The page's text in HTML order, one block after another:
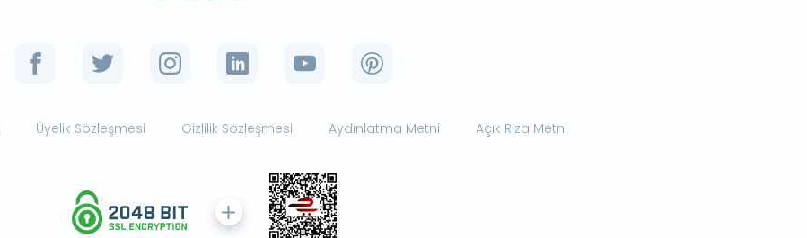
Üyelik Sözleşmesi Gizlilik Sözleşmesi Aydınlatma Metni Açık Rıza Metni